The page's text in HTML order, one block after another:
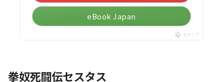
eBook Japan
ポチップ
拳奴死闘伝セスタス